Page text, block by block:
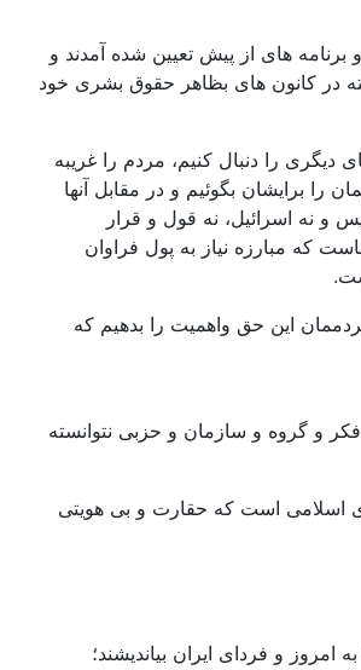
های از پیش تعیین شده آمدند و
در کانون های بظاهر حقوق بشری خود
دیگری را دنبال کنیم، مردم را غریبه
را برایشان بگوئیم و در مقابل آنها
و نه اسرائیل، نه قول و قرار
که مبارزه نیاز به پول فراوان
این حق واهمیت را بدهیم که
فکر و گروه و سازمان و حزبی نتوانسته
اسلامی است که حقارت و بی هویتی
و فردای ایران بیاندیشند؛